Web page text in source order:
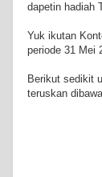
dapetin hadiah
Yuk ikutan
periode 31 Mei
Berikut sedikit
teruskan